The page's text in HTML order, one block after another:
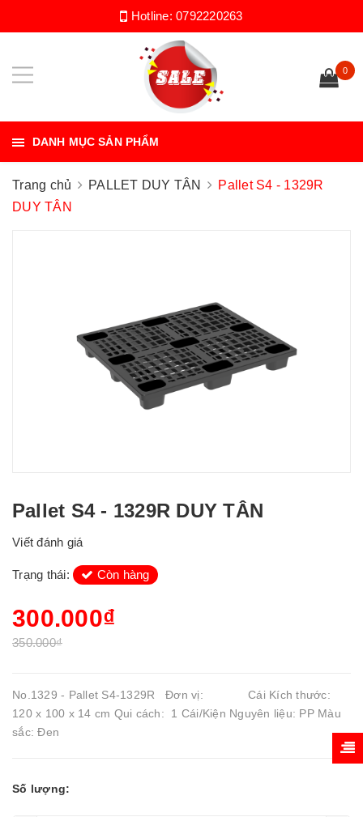
Hotline:0792220263
0
DANH MỤC SẢN PHẨM
Trang chủ PALLET DUY TÂN
Pallet S4 - 1329R
DUY TÂN
Pallet S4 - 1329R DUY TÂN
Viết đánh giá
Trạng thái: Còn hàng
300.000₫
350.000₫
No.1329 - Pallet S4-1329R Đơn vị: Cái Kích thước:
120 x 100 x 14 cm Qui cách: 1 Cái/Kiện Nguyên liệu: PP Màu
sắc: Đen
Số lượng: